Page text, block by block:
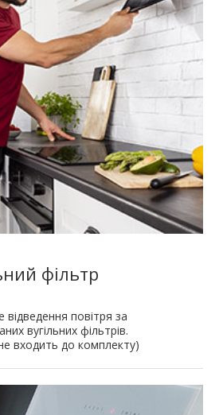
фільтр
відведення повітря за
вугільних фільтрів.
входить до комплекту)